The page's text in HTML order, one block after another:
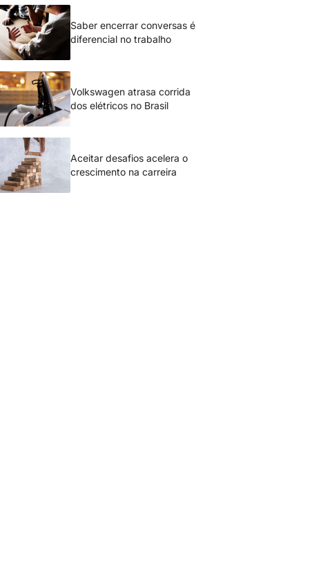
Saber encerrar conversas é
diferencial no trabalho
Volkswagen atrasa corrida
dos elétricos no Brasil
Aceitar desafios acelera o
crescimento na carreira